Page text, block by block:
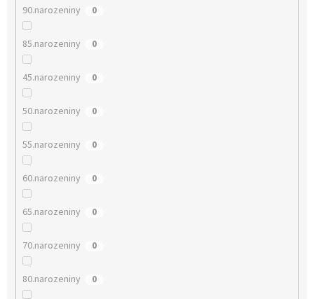
90.narozeniny 0
85.narozeniny 0
45.narozeniny 0
50.narozeniny 0
55.narozeniny 0
60.narozeniny 0
65.narozeniny 0
70.narozeniny 0
80.narozeniny 0